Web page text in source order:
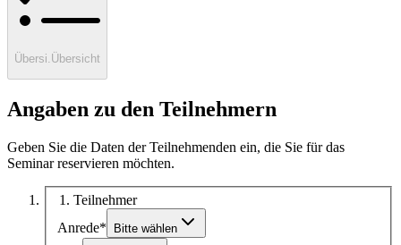
Übersi. Übersicht
Angaben zu den Teilnehmern
Geben Sie die Daten der Teilnehmenden ein, die Sie für das
Seminar reservieren möchten.
1 . Teilnehmer
Anrede* Bitte wählen